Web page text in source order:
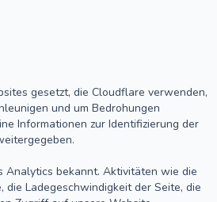
gesetzt, die Cloudflare verwenden,
und um Bedrohungen
Informationen zur Identifizierung der
Analytics bekannt. Aktivitäten wie die
die Ladegeschwindigkeit der Seite, die